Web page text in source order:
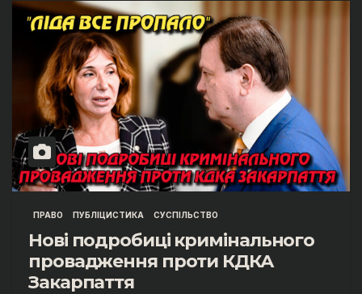
ПРАВО ПУБЛІЦИСТИКА СУСПІЛЬСТВО
Нові подробиці кримінального
провадження проти КДКА
Закарпаття